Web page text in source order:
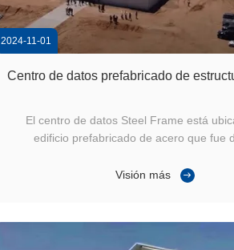
2024-11-01
Centro de datos prefabricado de
El centro de datos Steel Frame está
edificio prefabricado de acero que fue
construcción, por lo que es una opción
Visión más